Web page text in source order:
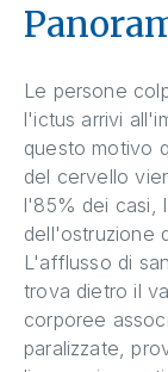
Le persone
l'ictus arrivi
questo motivo
del cervello
l'85% dei casi,
dell'ostruzione
L'afflusso di
trova dietro il
corporee
paralizzate,